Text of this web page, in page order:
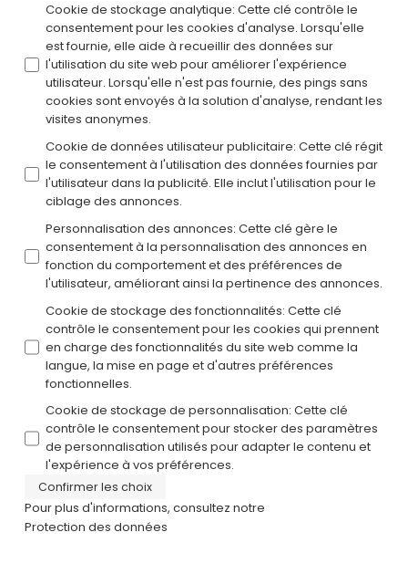
Cookie de stockage analytique: Cette clé contrôle le
consentement pour les cookies d'analyse. Lorsqu'elle
est fournie, elle aide à recueillir des données sur
l'utilisation du site web pour améliorer l'expérience
utilisateur. Lorsqu'elle n'est pas fournie, des pings sans
cookies sont envoyés à la solution d'analyse, rendant les
visites anonymes.
Cookie de données utilisateur publicitaire: Cette clé régit
le consentement à l'utilisation des données fournies par
l'utilisateur dans la publicité. Elle inclut l'utilisation pour le
ciblage des annonces.
Personnalisation des annonces: Cette clé gère le
consentement à la personnalisation des annonces en
fonction du comportement et des préférences de
l'utilisateur, améliorant ainsi la pertinence des annonces.
Cookie de stockage des fonctionnalités: Cette clé
contrôle le consentement pour les cookies qui prennent
en charge des fonctionnalités du site web comme la
langue, la mise en page et d'autres préférences
fonctionnelles.
Cookie de stockage de personnalisation: Cette clé
contrôle le consentement pour stocker des paramètres
de personnalisation utilisés pour adapter le contenu et
l'expérience à vos préférences.
Confirmer les choix
Pour plus d'informations, consultez notre
Protection des données